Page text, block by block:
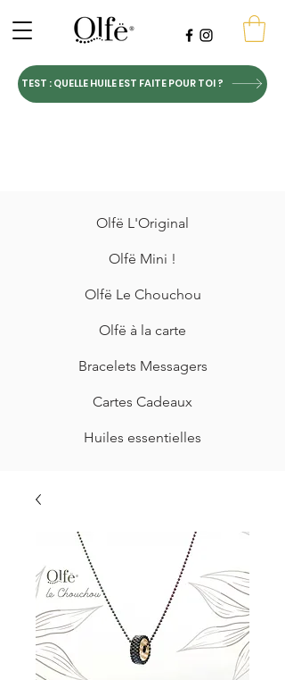
TEST : QUELLE HUILE EST FAITE POUR TOI ?
Olfë L'Original
Olfë Mini !
Olfë Le Chouchou
Olfë à la carte
Bracelets Messagers
Cartes Cadeaux
Huiles essentielles